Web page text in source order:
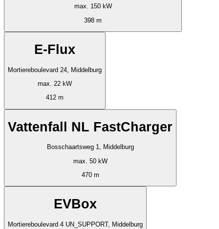
max. 150 kW
398 m
E-Flux
Mortiereboulevard 24, Middelburg
max. 22 kW
412 m
Vattenfall NL FastCharger
Bosschaartsweg 1, Middelburg
max. 50 kW
470 m
EVBox
Mortiereboulevard 4 UN_SUPPORT, Middelburg